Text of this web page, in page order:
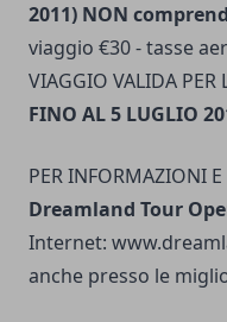
2011) NON
viaggio €30 - tasse
VIAGGIO VALIDA PER
FINO AL 5 LUGLIO
PER INFORMAZIONI
Dreamland Tour
Internet:
anche presso le